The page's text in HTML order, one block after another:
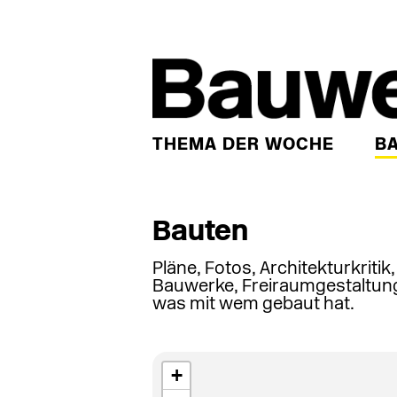
THEMA DER WOCHE
Bauten
Pläne, Fotos,
Bauwerke,
was mit wem gebaut hat.
+